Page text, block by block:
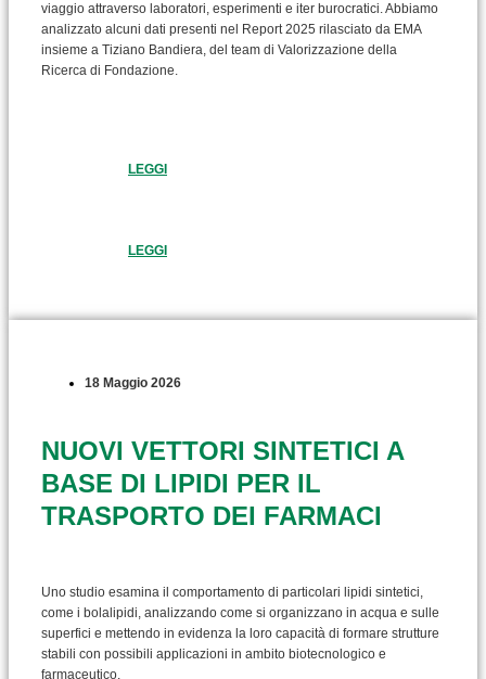
viaggio attraverso laboratori, esperimenti e iter burocratici. Abbiamo
analizzato alcuni dati presenti nel Report 2025 rilasciato da EMA
insieme a Tiziano Bandiera, del team di Valorizzazione della
Ricerca di Fondazione.
LEGGI
LEGGI
18 Maggio 2026
NUOVI VETTORI SINTETICI A
BASE DI LIPIDI PER IL
TRASPORTO DEI FARMACI
Uno studio esamina il comportamento di particolari lipidi sintetici,
come i bolalipidi, analizzando come si organizzano in acqua e sulle
superfici e mettendo in evidenza la loro capacità di formare strutture
stabili con possibili applicazioni in ambito biotecnologico e
farmaceutico.